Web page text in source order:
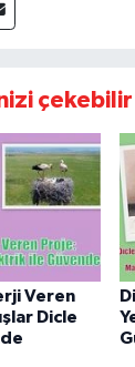
çekebilir
Veren
Dicle